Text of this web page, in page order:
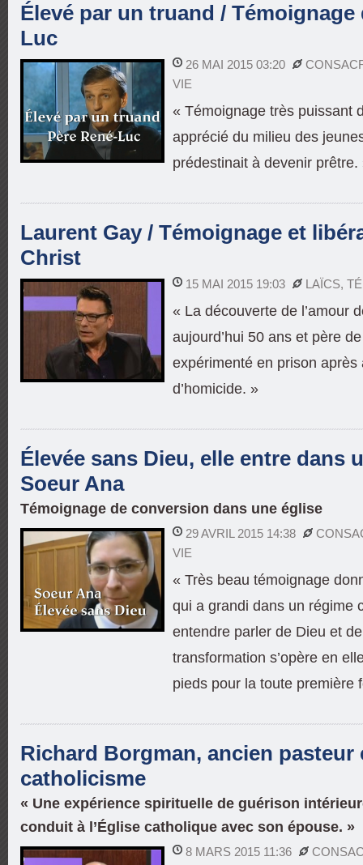
Élevé par un truand / Témoignage
Luc
26 MAI 2015 03:20
VIE
« Témoignage très puissant
apprécié du milieu des
prédestinait à devenir prêtre.
Laurent Gay / Témoignage et
Christ
15 MAI 2015 19:03 LAÏCS,
« La découverte de l’amour
aujourd’hui 50 ans et père
expérimenté en prison après
d’homicide. »
Élevée sans Dieu, elle entre dans
Soeur Ana
Témoignage de conversion dans une église
29 AVRIL 2015 14:38
VIE
« Très beau témoignage
qui a grandi dans un régime
entendre parler de Dieu et
transformation s’opère en
pieds pour la toute première
Richard Borgman, ancien pasteur
catholicisme
« Une expérience spirituelle de guérison
conduit à l’Église catholique avec son épouse. »
8 MARS 2015 11:36